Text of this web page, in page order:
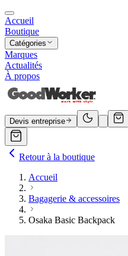
Accueil
Boutique
Catégories
Marques
Actualités
À propos
Devis entreprise
Retour à la boutique
Accueil
Bagagerie & accessoires
Osaka Basic Backpack